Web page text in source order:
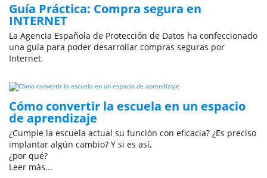
Guía Práctica: Compra segura en
INTERNET
La Agencia Española de Protección de Datos ha confeccionado
una guía para poder desarrollar compras seguras por
Internet.
Cómo convertir la escuela en un espacio
de aprendizaje
¿Cumple la escuela actual su función con eficacia? ¿Es preciso
implantar algún cambio? Y si es así,
¿por qué?
Leer más...